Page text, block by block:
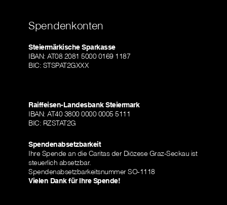
Spendenkonten
Steiermärkische Sparkasse
IBAN: AT08 2081 5000 0169 1187
BIC: STSPAT2GXXX
Raiffeisen-Landesbank Steiermark
IBAN: AT40 3800 0000 0005 5111
BIC: RZSTAT2G
Spendenabsetzbarkeit
Ihre Spende an die Caritas der Diözese Graz-Seckau ist
steuerlich absetzbar.
Spendenabsetzbarkeitsnummer SO-1118
Vielen Dank für Ihre Spende!